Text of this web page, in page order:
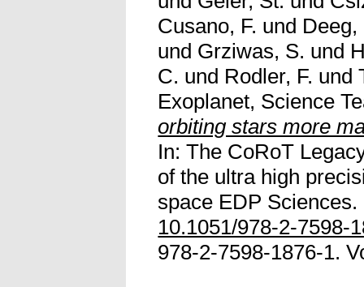
Cusano, F. und Deeg,
und Grziwas, S. und
C. und Rodler, F. und
Exoplanet, Science
orbiting stars more
In: The CoRoT
of the ultra high
space EDP
10.1051/978-2-7598-
978-2-7598-1876-1.